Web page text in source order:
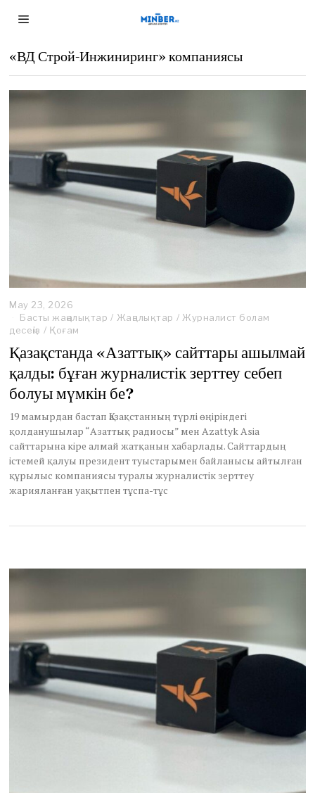
«ВД Строй-Инжиниринг» компаниясы
May 23, 2026
Басты жаңалықтар / Жаңалықтар / Журналист болам
десеңіз / Қоғам
Қазақстанда «Азаттық» сайттары ашылмай
қалды: бұған журналистік зерттеу себеп
болуы мүмкін бе?
19 мамырдан бастап Қазақстанның түрлі өңіріндегі
қолданушылар “Азаттық радиосы” мен Azattyk Asia
сайттарына кіре алмай жатқанын хабарлады. Сайттардың
істемей қалуы президент туыстарымен байланысы айтылған
құрылыс компаниясы туралы журналистік зерттеу
жарияланған уақытпен тұспа-тұс